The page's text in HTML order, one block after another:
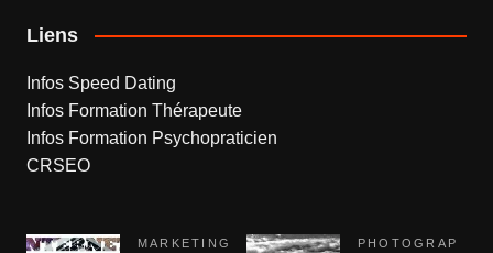
Liens
Infos Speed Dating
Infos Formation Thérapeute
Infos Formation Psychopraticien
CRSEO
MARKETING
PHOTOGRAP